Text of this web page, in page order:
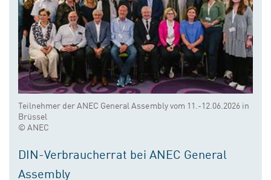
Teilnehmer der ANEC General Assembly vom 11.-12.06.2026 in
Brüssel
© ANEC
DIN-Verbraucherrat bei ANEC General
Assembly